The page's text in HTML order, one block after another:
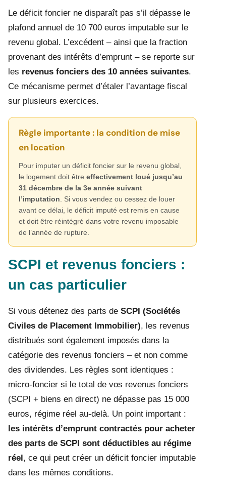
Le déficit foncier ne disparaît pas s’il dépasse le
plafond annuel de 10 700 euros imputable sur le
revenu global. L’excédent – ainsi que la fraction
provenant des intérêts d’emprunt – se reporte sur
les revenus fonciers des 10 années suivantes.
Ce mécanisme permet d’étaler l’avantage fiscal
sur plusieurs exercices.
Règle importante : la condition de mise
en location
Pour imputer un déficit foncier sur le revenu global,
le logement doit être effectivement loué jusqu’au
31 décembre de la 3e année suivant
l’imputation . Si vous vendez ou cessez de louer
avant ce délai, le déficit imputé est remis en cause
et doit être réintégré dans votre revenu imposable
de l’année de rupture.
SCPI et revenus fonciers :
un cas particulier
Si vous détenez des parts de SCPI (Sociétés
Civiles de Placement Immobilier), les revenus
distribués sont également imposés dans la
catégorie des revenus fonciers – et non comme
des dividendes. Les règles sont identiques :
micro-foncier si le total de vos revenus fonciers
(SCPI + biens en direct) ne dépasse pas 15 000
euros, régime réel au-delà. Un point important :
les intérêts d’emprunt contractés pour acheter
des parts de SCPI sont déductibles au régime
réel, ce qui peut créer un déficit foncier imputable
dans les mêmes conditions.